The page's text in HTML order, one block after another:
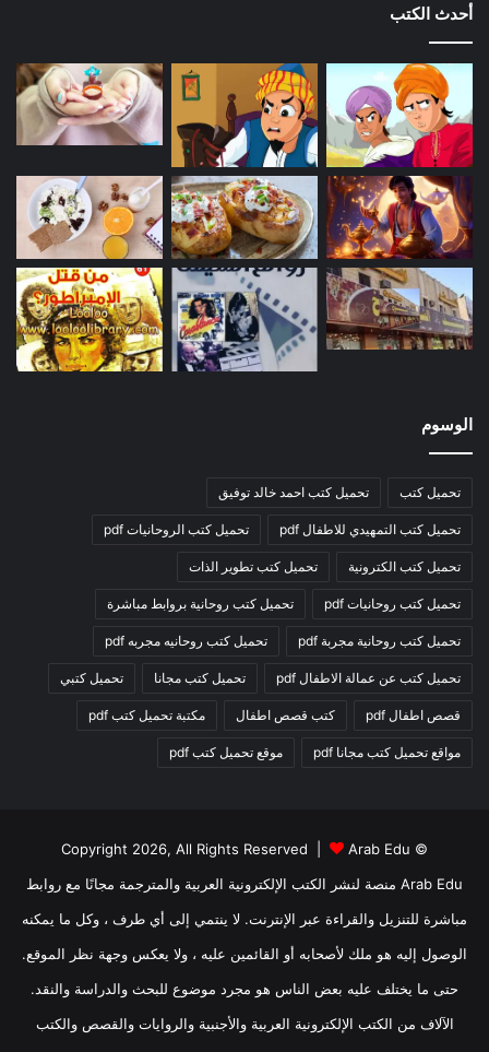
أحدث الكتب
الوسوم
تحميل كتب تحميل كتب احمد خالد توفيق
تحميل كتب التمهيدي للاطفال pdf تحميل كتب الروحانيات pdf
تحميل كتب الكترونية تحميل كتب تطوير الذات
تحميل كتب روحانيات pdf تحميل كتب روحانية بروابط مباشرة
تحميل كتب روحانية مجربة pdf تحميل كتب روحانيه مجربه pdf
تحميل كتب عن عمالة الاطفال pdf تحميل كتب مجانا تحميل كتبي
قصص اطفال pdf كتب قصص اطفال مكتبة تحميل كتب pdf
مواقع تحميل كتب مجانا pdf موقع تحميل كتب pdf
© Copyright 2026, All Rights Reserved |
Arab Edu
Arab Edu منصة لنشر الكتب الإلكترونية العربية والمترجمة مجانًا مع روابط
مباشرة للتنزيل والقراءة عبر الإنترنت. لا ينتمي إلى أي طرف ، وكل ما يمكنه
الوصول إليه هو ملك لأصحابه أو القائمين عليه ، ولا يعكس وجهة نظر الموقع.
حتى ما يختلف عليه بعض الناس هو مجرد موضوع للبحث والدراسة والنقد.
الآلاف من الكتب الإلكترونية العربية والأجنبية والروايات والقصص والكتب